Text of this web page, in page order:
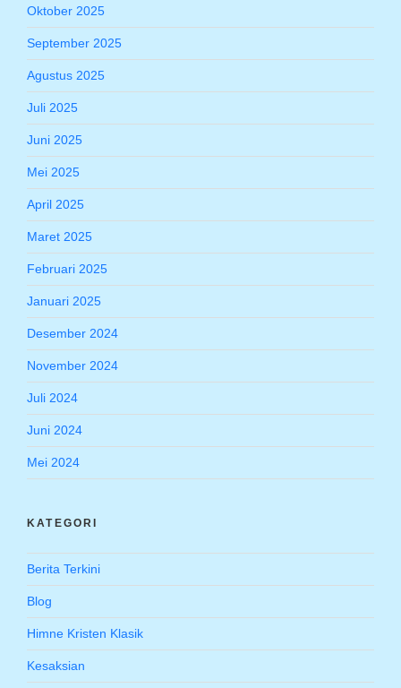
Oktober 2025
September 2025
Agustus 2025
Juli 2025
Juni 2025
Mei 2025
April 2025
Maret 2025
Februari 2025
Januari 2025
Desember 2024
November 2024
Juli 2024
Juni 2024
Mei 2024
KATEGORI
Berita Terkini
Blog
Himne Kristen Klasik
Kesaksian